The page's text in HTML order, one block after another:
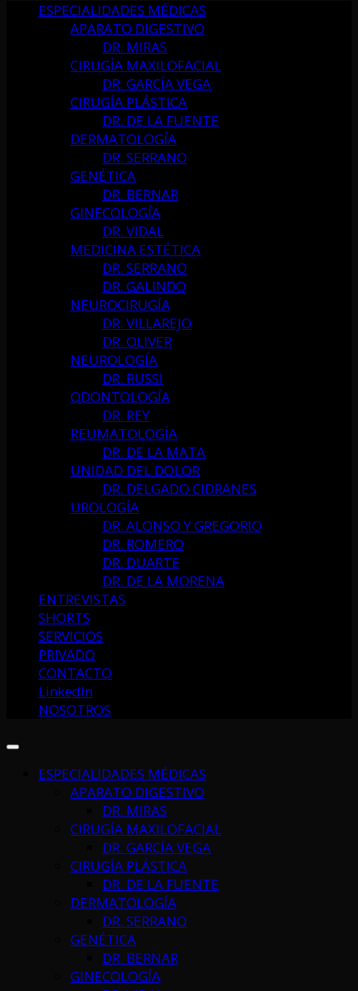
ESPECIALIDADES MÉDICAS
APARATO DIGESTIVO
DR. MIRAS
CIRUGÍA MAXILOFACIAL
DR. GARCÍA VEGA
CIRUGÍA PLÁSTICA
DR. DE LA FUENTE
DERMATOLOGÍA
DR. SERRANO
GENÉTICA
DR. BERNAR
GINECOLOGÍA
DR. VIDAL
MEDICINA ESTÉTICA
DR. SERRANO
DR. GALINDO
NEUROCIRUGÍA
DR. VILLAREJO
DR. OLIVER
NEUROLOGÍA
DR. RUSSI
ODONTOLOGÍA
DR. REY
REUMATOLOGÍA
DR. DE LA MATA
UNIDAD DEL DOLOR
DR. DELGADO CIDRANES
UROLOGÍA
DR. ALONSO Y GREGORIO
DR. ROMERO
DR. DUARTE
DR. DE LA MORENA
ENTREVISTAS
SHORTS
SERVICIOS
PRIVADO
CONTACTO
LinkedIn
NOSOTROS
ESPECIALIDADES MÉDICAS
APARATO DIGESTIVO
DR. MIRAS
CIRUGÍA MAXILOFACIAL
DR. GARCÍA VEGA
CIRUGÍA PLÁSTICA
DR. DE LA FUENTE
DERMATOLOGÍA
DR. SERRANO
GENÉTICA
DR. BERNAR
GINECOLOGÍA